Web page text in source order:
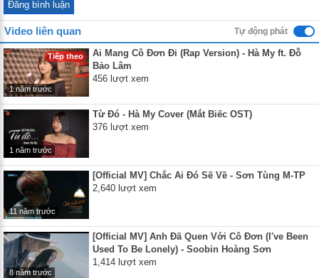
Video liên quan Tự động phát
Tiếp theo
1 năm trước
Ai Mang Cô Đơn Đi (Rap Version) - Hà My ft. Đỗ
Bảo Lâm
456 lượt xem
1 năm trước
Từ Đó - Hà My Cover (Mắt Biếc OST)
376 lượt xem
11 năm trước
[Official MV] Chắc Ai Đó Sẽ Về - Sơn Tùng M-TP
2,640 lượt xem
8 năm trước
[Official MV] Anh Đã Quen Với Cô Đơn (I've Been
Used To Be Lonely) - Soobin Hoàng Sơn
1,414 lượt xem